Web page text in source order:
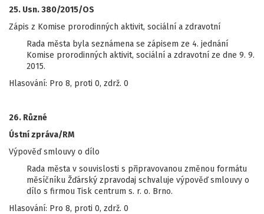
25. Usn. 380/2015/OS
Zápis z Komise prorodinných aktivit, sociální a zdravotní
Rada města byla seznámena se zápisem ze 4. jednání
Komise prorodinných aktivit, sociální a zdravotní ze dne 9. 9.
2015.
Hlasování: Pro 8, proti 0, zdrž. 0
26. Různé
Ústní zpráva/RM
Výpověď smlouvy o dílo
Rada města v souvislosti s připravovanou změnou formátu
měsíčníku Žďárský zpravodaj schvaluje výpověď smlouvy o
dílo s firmou Tisk centrum s. r. o. Brno.
Hlasování: Pro 8, proti 0, zdrž. 0